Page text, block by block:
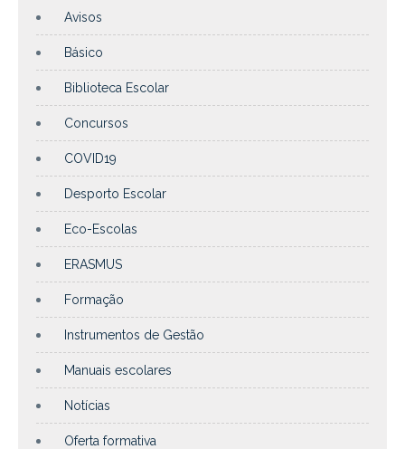
Avisos
Básico
Biblioteca Escolar
Concursos
COVID19
Desporto Escolar
Eco-Escolas
ERASMUS
Formação
Instrumentos de Gestão
Manuais escolares
Notícias
Oferta formativa